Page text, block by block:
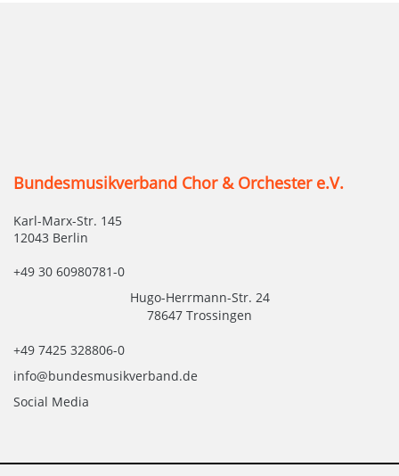
Bundesmusikverband Chor & Orchester e.V.
Karl-Marx-Str. 145
12043 Berlin
+49 30 60980781-0
Hugo-Herrmann-Str. 24
78647 Trossingen
+49 7425 328806-0
info@bundesmusikverband.de
Social Media